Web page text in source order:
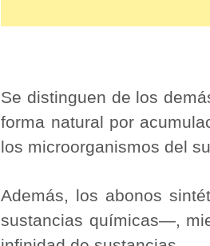
Se distinguen de los
forma natural por
los microorganismos del
Además, los abonos
sustancias químicas―,